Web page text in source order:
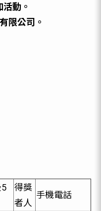
動。
限公司。
得獎
者人
手機電話